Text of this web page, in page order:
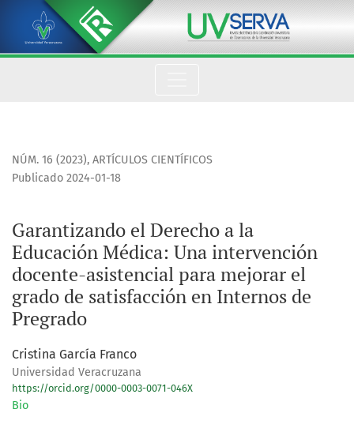
Garantizando el Derecho a la Educación Médica
NÚM. 16 (2023), ARTÍCULOS CIENTÍFICOS
Garantizando el Derecho a la
Educación Médica: Una intervención
docente-asistencial para mejorar el
grado de satisfacción en Internos de
Pregrado
Publicado 2024-01-18
Cristina García Franco
Universidad Veracruzana
https://orcid.org/0000-0003-0071-046X
Bio